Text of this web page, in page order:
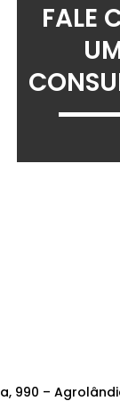
FALE
990 –